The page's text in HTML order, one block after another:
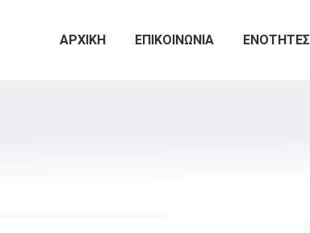
ΑΡΧΙΚΗ ΕΠΙΚΟΙΝΩΝΙΑ ΕΝΟΤΗΤΕΣ